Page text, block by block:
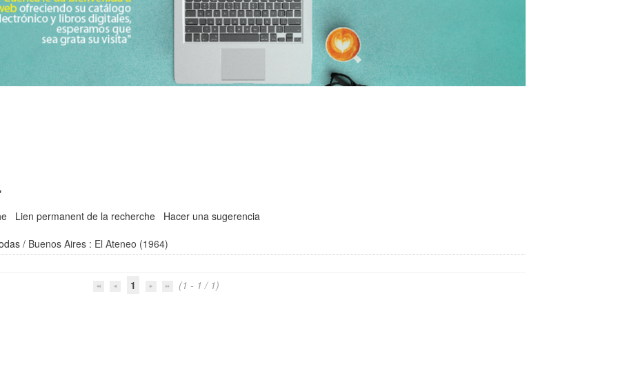
Lien permanent de la recherche
Hacer una sugerencia
/ Buenos Aires : El Ateneo (1964)
1 (1 - 1 / 1)